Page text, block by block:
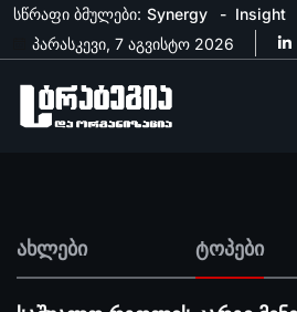
სწრაფი ბმულები: Synergy
Insight
პარასკევი, 7 აგვისტო 2026
ახლები ტოპები